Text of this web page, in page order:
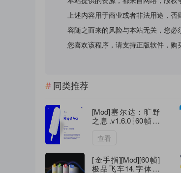
上述内容用于商业或者非法用途，
容随之而来的风险与本站无关，您
您喜欢该程序，请支持正版软件，
同类推荐
[Mod]塞尔达：旷野
之息.v1.6.0┆60帧动
补丁不加速，掉帧不
查看
[金手指][Mod][60帧]
极品飞车14.字体放